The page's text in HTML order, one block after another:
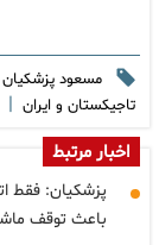
مسعود پزشکیان
تاجیکستان و ایران |
اخبار مرتبط
پزشکیان: فقط
باعث توقف